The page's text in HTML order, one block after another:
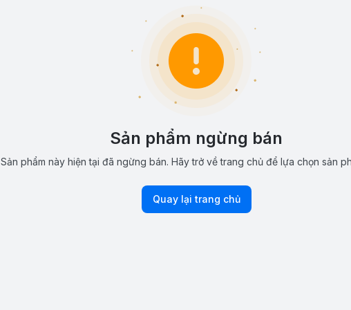
Sản phẩm ngừng bán
Sản phẩm này hiện tại đã ngừng bán. Hãy trở về trang chủ để lựa chọn sản
Quay lại trang chủ